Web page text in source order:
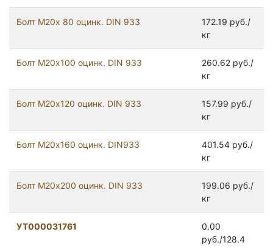
Болт М20х 80 оцинк. DIN 933
172.19 руб./
кг
Болт М20х100 оцинк. DIN 933
260.62 руб./
кг
Болт М20х120 оцинк. DIN 933
157.99 руб./
кг
Болт М20х160 оцинк. DIN933
401.54 руб./
кг
Болт М20х200 оцинк. DIN 933
199.06 руб./
кг
УТ000031761
0.00
руб./128.4